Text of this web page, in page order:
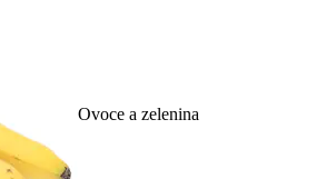
Ovoce a zelenina